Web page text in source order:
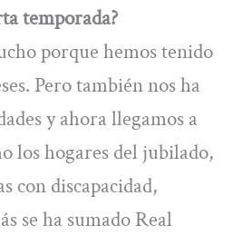
temporada?
porque hemos tenido
Pero también nos ha
y ahora llegamos a
los hogares del jubilado,
con discapacidad,
se ha sumado Real